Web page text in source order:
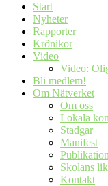
Start
Nyheter
Rapporter
Krönikor
Video
Video:
Bli medlem!
Om Nätverket
Om oss
Lokala
Stadgar
Manifest
Skolans
Kontakt